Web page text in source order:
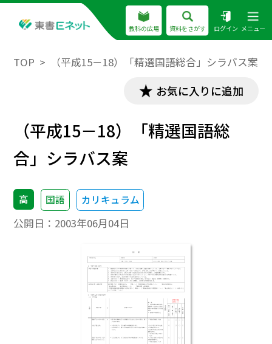
教科の広場 資料をさがす ログイン メニュー
TOP （平成15－18）「精選国語総合」シラバス案
お気に入りに追加
（平成15－18）「精選国語総
合」シラバス案
高 国語 カリキュラム
公開日： 2003年06月04日